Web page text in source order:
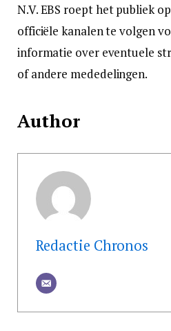
N.V. EBS roept het publiek
officiële kanalen te volgen
informatie over eventuele
of andere mededelingen.
Author
Redactie Chronos